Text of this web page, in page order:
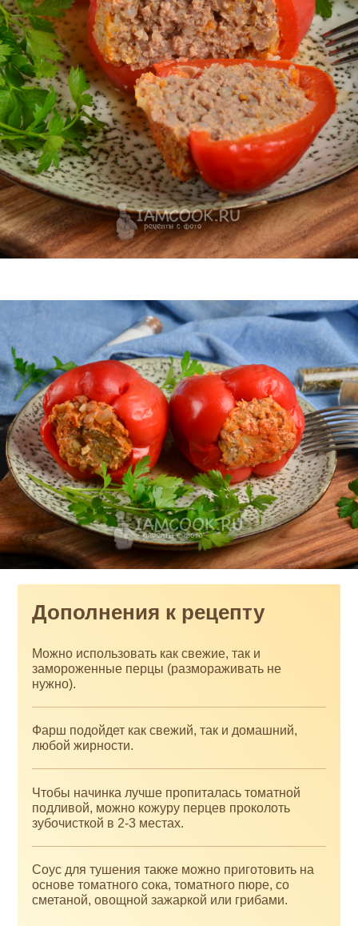
Дополнения к рецепту
Можно использовать как свежие, так и
замороженные перцы (размораживать не
нужно).
Фарш подойдет как свежий, так и домашний,
любой жирности.
Чтобы начинка лучше пропиталась томатной
подливой, можно кожуру перцев проколоть
зубочисткой в 2-3 местах.
Соус для тушения также можно приготовить на
основе томатного сока, томатного пюре, со
сметаной, овощной зажаркой или грибами.